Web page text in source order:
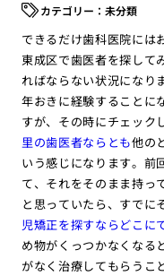
未分類
できるだけ歯科医院には
東成区で歯医者を探して
ればならない状況になり
年おきに経験することに
すが、その時にチェック
里の歯医者ならとも他の
いう感じになります。前
て、それをそのまま持っ
と思っていたら、すでに
児矯正を探すならどこに
め物がくっつかなくなる
がなく治療してもらうこ